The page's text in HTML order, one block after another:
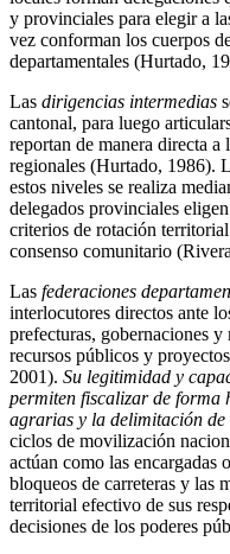
y provinciales para elegir a
vez conforman los cuerpos
departamentales (Hurtado,
Las dirigencias intermedias
cantonal, para luego
reportan de manera directa a
regionales (Hurtado, 1986).
estos niveles se realiza
delegados provinciales
criterios de rotación
consenso comunitario
Las federaciones
interlocutores directos ante
prefecturas, gobernaciones
recursos públicos y
2001). Su legitimidad y
permiten fiscalizar de forma
agrarias y la delimitación de
ciclos de movilización
actúan como las encargadas
bloqueos de carreteras y las
territorial efectivo de sus
decisiones de los poderes